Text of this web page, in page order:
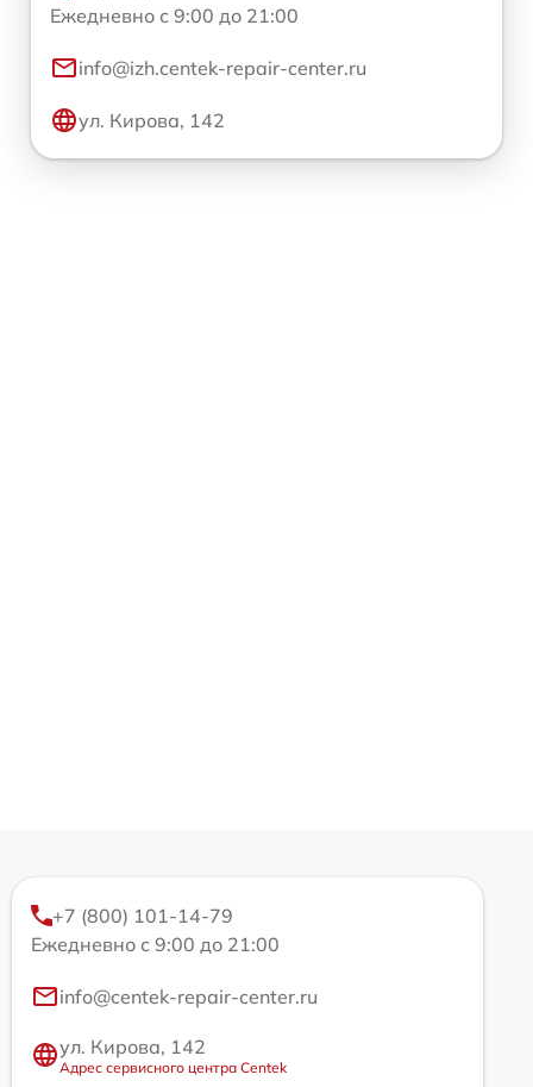
Ежедневно с 9:00 до 21:00
info@izh.centek-repair-center.ru
ул. Кирова, 142
+7 (800) 101-14-79
Ежедневно с 9:00 до 21:00
info@centek-repair-center.ru
ул. Кирова, 142
Адрес сервисного центра Centek